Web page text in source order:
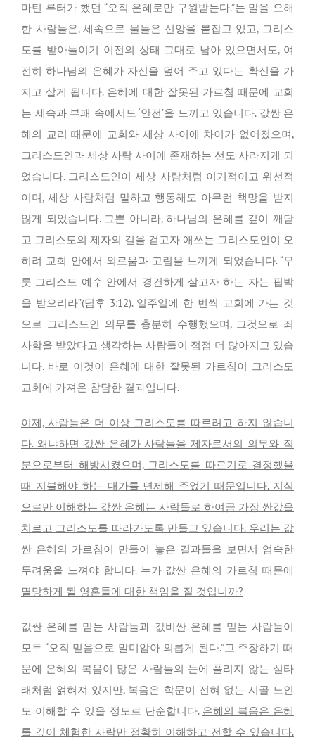
마틴 루터가 했던 “오직 은혜로만 구원받는다.”는 말을 오해
한 사람들은, 세속으로 물들은 신앙을 붙잡고 있고, 그리스
도를 받아들이기 이전의 상태 그대로 남아 있으면서도, 여
전히 하나님의 은혜가 자신을 덮어 주고 있다는 확신을 가
지고 살게 됩니다. 은혜에 대한 잘못된 가르침 때문에 교회
는 세속과 부패 속에서도 ‘안전’을 느끼고 있습니다. 값싼 은
혜의 교리 때문에 교회와 세상 사이에 차이가 없어졌으며,
그리스도인과 세상 사람 사이에 존재하는 선도 사라지게 되
었습니다. 그리스도인이 세상 사람처럼 이기적이고 위선적
이며, 세상 사람처럼 말하고 행동해도 아무런 책망을 받지
않게 되었습니다. 그뿐 아니라, 하나님의 은혜를 깊이 깨닫
고 그리스도의 제자의 길을 걷고자 애쓰는 그리스도인이 오
히려 교회 안에서 외로움과 고립을 느끼게 되었습니다. “무
릇 그리스도 예수 안에서 경건하게 살고자 하는 자는 핍박
을 받으리라”(딤후 3:12). 일주일에 한 번씩 교회에 가는 것
으로 그리스도인 의무를 충분히 수행했으며, 그것으로 죄
사함을 받았다고 생각하는 사람들이 점점 더 많아지고 있습
니다. 바로 이것이 은혜에 대한 잘못된 가르침이 그리스도
교회에 가져온 참담한 결과입니다.
이제, 사람들은 더 이상 그리스도를 따르려고 하지 않습니
다. 왜냐하면 값싼 은혜가 사람들을 제자로서의 의무와 직
분으로부터 해방시켰으며, 그리스도를 따르기로 결정했을
때 지불해야 하는 대가를 면제해 주었기 때문입니다. 지식
으로만 이해하는 값싼 은혜는 사람들로 하여금 가장 싼값을
치르고 그리스도를 따라가도록 만들고 있습니다. 우리는 값
싼 은혜의 가르침이 만들어 놓은 결과들을 보면서 엄숙한
두려움을 느껴야 합니다. 누가 값싼 은혜의 가르침 때문에
멸망하게 될 영혼들에 대한 책임을 질 것입니까?
값싼 은혜를 믿는 사람들과 값비싼 은혜를 믿는 사람들이
모두 “오직 믿음으로 말미암아 의롭게 된다.”고 주장하기 때
문에 은혜의 복음이 많은 사람들의 눈에 풀리지 않는 실타
래처럼 얽혀져 있지만, 복음은 학문이 전혀 없는 시골 노인
도 이해할 수 있을 정도로 단순합니다. 은혜의 복음은 은혜
를 깊이 체험한 사람만 정확히 이해하고 전할 수 있습니다.